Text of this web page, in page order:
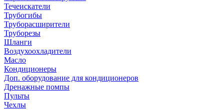
Течеискатели
Трубогибы
Труборасширители
Труборезы
Шланги
Воздухоохладители
Масло
Кондиционеры
Доп. оборудование для кондиционеров
Дренажные помпы
Пульты
Чехлы